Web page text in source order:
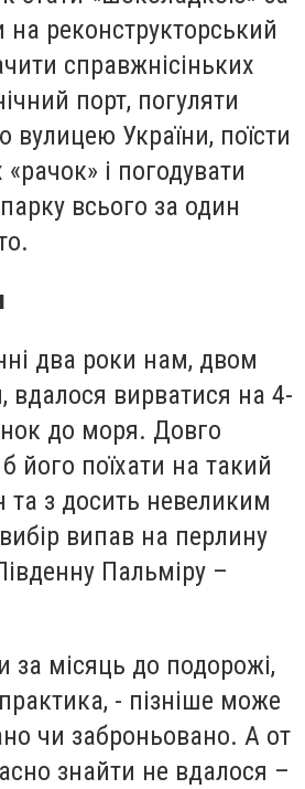
на реконструкторський
справжнісіньких
порт, погуляти
вулицею України, поїсти
і погодувати
всього за один
два роки нам, двом
вдалося вирватися на 4-
до моря. Довго
його поїхати на такий
та з досить невеликим
випав на перлину
Пальміру –
за місяць до подорожі,
- пізніше може
чи заброньовано. А от
знайти не вдалося –